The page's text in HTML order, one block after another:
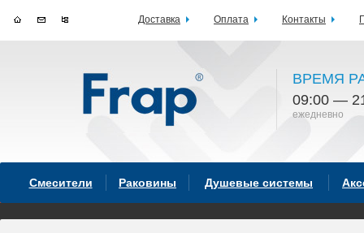
ВРЕМЯ
09:00 —
ежедневно
Смесители Раковины Душевые системы
Доставка Оплата Контакты